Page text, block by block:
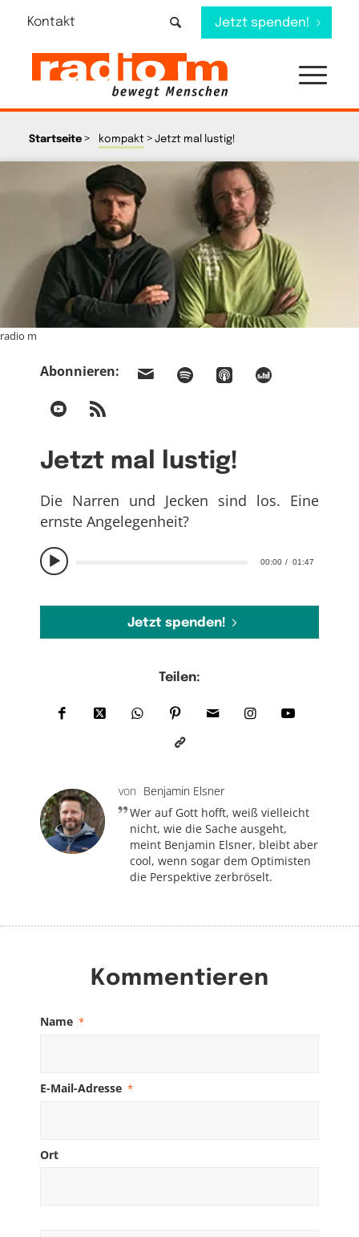
Kontakt Jetzt spenden!
Startseite> kompakt> Jetzt mal lustig!
radio m
Abonnieren:
Jetzt mal lustig!
00:00 01:47
Die Narren und Jecken sind los. Eine
ernste Angelegenheit?
Jetzt spenden!
Teilen:
von Benjamin Elsner
Wer auf Gott hofft, weiß vielleicht
nicht, wie die Sache ausgeht,
meint Benjamin Elsner, bleibt aber
cool, wenn sogar dem Optimisten
die Perspektive zerbröselt.
Kommentieren
Name *
E-Mail-Adresse *
Ort